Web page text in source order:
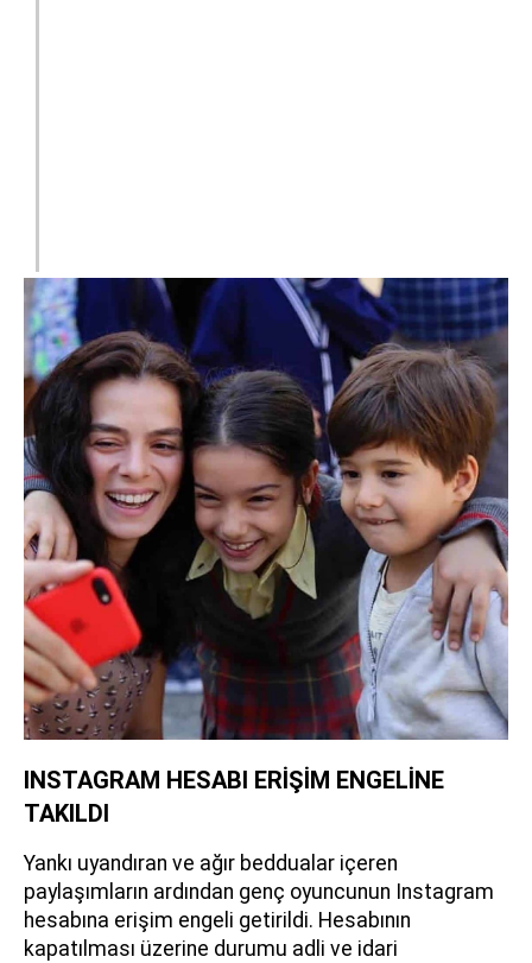
INSTAGRAM HESABI ERİŞİM ENGELİNE
TAKILDI
Yankı uyandıran ve ağır beddualar içeren
paylaşımların ardından genç oyuncunun Instagram
hesabına erişim engeli getirildi. Hesabının
kapatılması üzerine durumu adli ve idari